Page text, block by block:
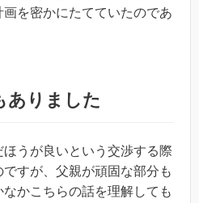
を密かにたてていたのであ
りました
うが良いという交渉する際
すが、父親が頑固な部分も
かこちらの話を理解しても